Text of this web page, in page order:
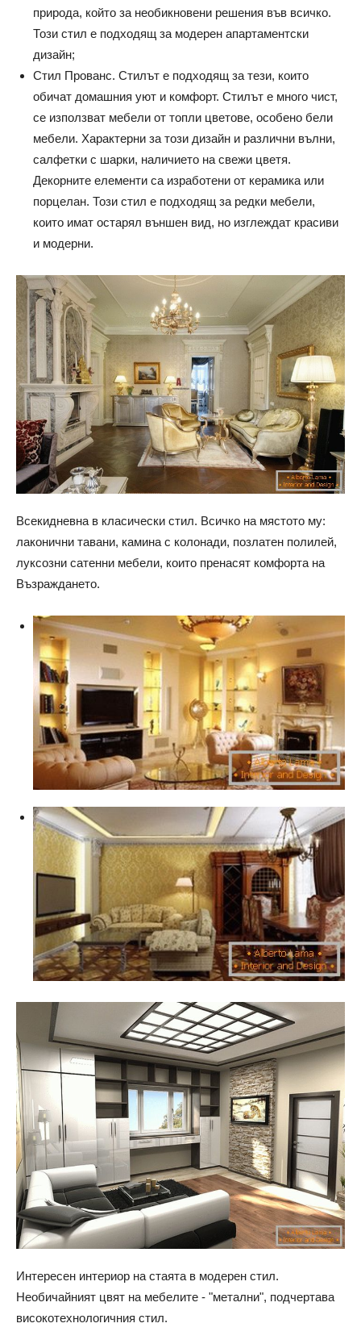
природа, който за необикновени решения във всичко.
Този стил е подходящ за модерен апартаментски
дизайн;
Стил Прованс. Стилът е подходящ за тези, които
обичат домашния уют и комфорт. Стилът е много чист,
се използват мебели от топли цветове, особено бели
мебели. Характерни за този дизайн и различни вълни,
салфетки с шарки, наличието на свежи цветя.
Декорните елементи са изработени от керамика или
порцелан. Този стил е подходящ за редки мебели,
които имат остарял външен вид, но изглеждат красиви
и модерни.
Всекидневна в класически стил. Всичко на мястото му:
лаконични тавани, камина с колонади, позлатен полилей,
луксозни сатенни мебели, които пренасят комфорта на
Възраждането.
Интересен интериор на стаята в модерен стил.
Необичайният цвят на мебелите - "метални", подчертава
високотехнологичния стил.